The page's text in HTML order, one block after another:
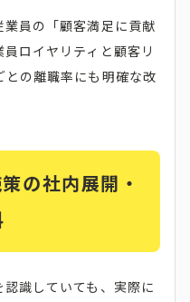
員の「顧客満足に貢献
ロイヤリティと顧客リ
の離職率にも明確な改
の社内展開・
識していても、実際に